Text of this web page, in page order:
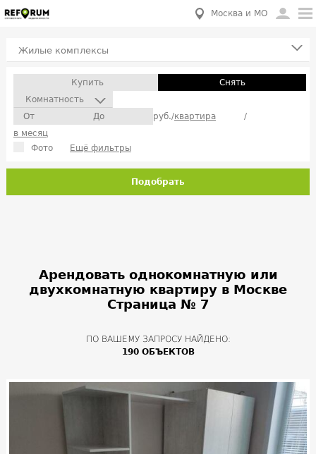
Москва и МО
Жилые комплексы
Купить
Снять
Комнатность
руб./квартира
/
в месяц
Фото
Ещё фильтры
Подобрать
Арендовать однокомнатную или
двухкомнатную квартиру в Москве
Страница № 7
ПО ВАШЕМУ ЗАПРОСУ НАЙДЕНО:
190 ОБЪЕКТОВ